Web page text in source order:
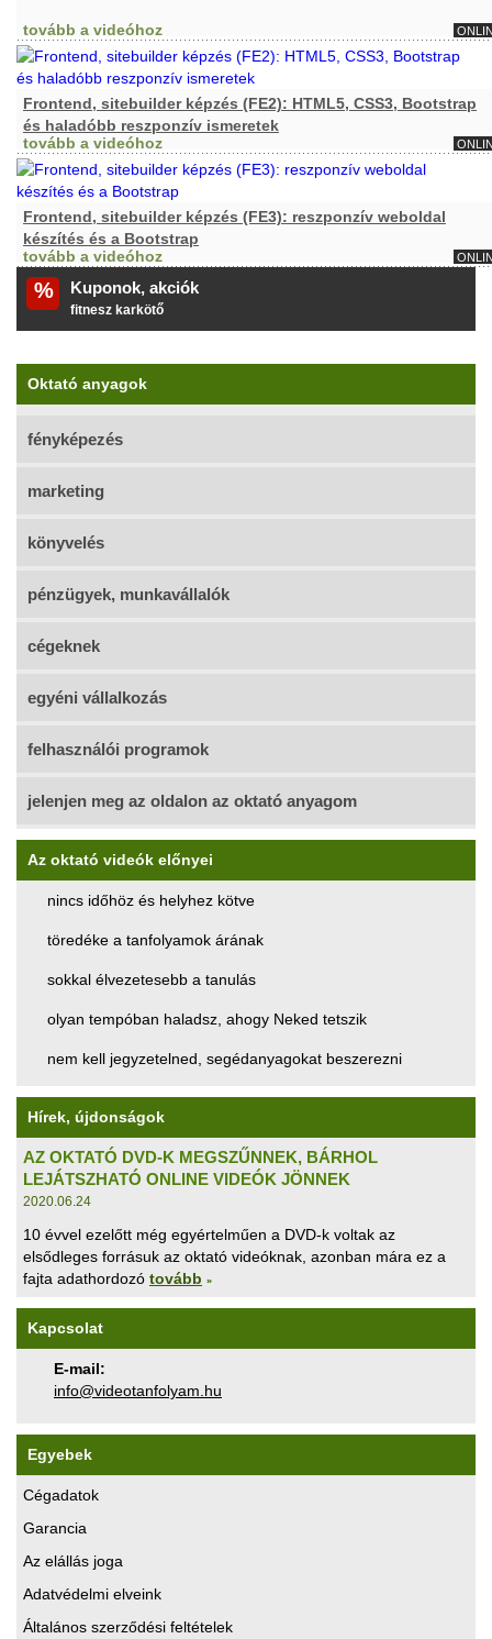
tovább a videóhoz
Frontend, sitebuilder képzés (FE2): HTML5, CSS3, Bootstrap
és haladóbb reszponzív ismeretek
tovább a videóhoz
Frontend, sitebuilder képzés (FE3): reszponzív weboldal
készítés és a Bootstrap
tovább a videóhoz
% Kuponok, akciók
pendrive
Oktató anyagok
fényképezés
marketing
könyvelés
pénzügyek, munkavállalók
cégeknek
egyéni vállalkozás
felhasználói programok
jelenjen meg az oldalon az oktató anyagom
Az oktató videók előnyei
nincs időhöz és helyhez kötve
töredéke a tanfolyamok árának
sokkal élvezetesebb a tanulás
olyan tempóban haladsz, ahogy Neked tetszik
nem kell jegyzetelned, segédanyagokat beszerezni
Hírek, újdonságok
AZ OKTATÓ DVD-K MEGSZŰNNEK, BÁRHOL
LEJÁTSZHATÓ ONLINE VIDEÓK JÖNNEK
2020.06.24
10 évvel ezelőtt még egyértelműen a DVD-k voltak az
elsődleges forrásuk az oktató videóknak, azonban mára ez a
fajta adathordozó tovább »
Kapcsolat
E-mail:
uh.maylofnatoediv@ofni
Egyebek
Cégadatok
Garancia
Az elállás joga
Adatvédelmi elveink
Általános szerződési feltételek